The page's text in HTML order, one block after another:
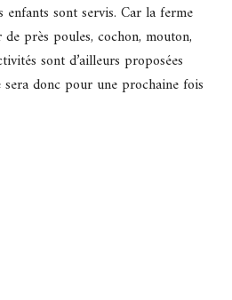
sont servis. Car la ferme
près poules, cochon, mouton,
sont d’ailleurs proposées
donc pour une prochaine fois